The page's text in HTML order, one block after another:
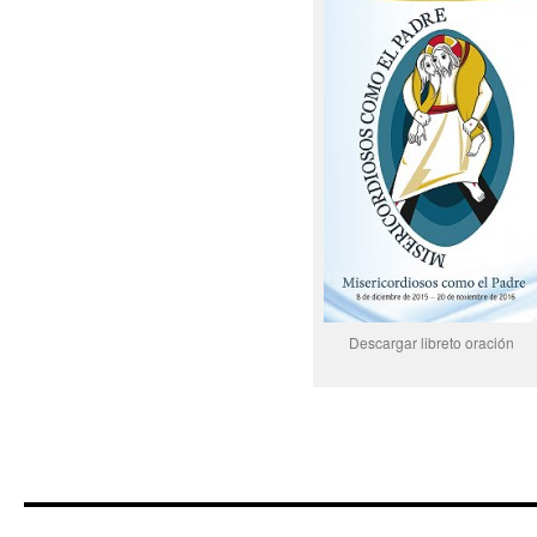
Descargar libreto oración